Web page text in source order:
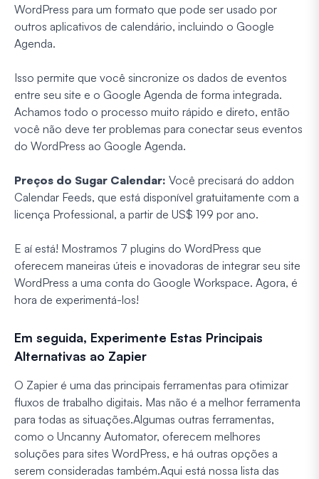
WordPress para um formato que pode ser usado por
outros aplicativos de calendário, incluindo o Google
Agenda.
Isso permite que você sincronize os dados de eventos
entre seu site e o Google Agenda de forma integrada.
Achamos todo o processo muito rápido e direto, então
você não deve ter problemas para conectar seus eventos
do WordPress ao Google Agenda.
Preços do Sugar Calendar: Você precisará do addon
Calendar Feeds, que está disponível gratuitamente com a
licença Professional, a partir de US$ 199 por ano.
E aí está! Mostramos 7 plugins do WordPress que
oferecem maneiras úteis e inovadoras de integrar seu site
WordPress a uma conta do Google Workspace. Agora, é
hora de experimentá-los!
Em seguida, Experimente Estas Principais
Alternativas ao Zapier
O Zapier é uma das principais ferramentas para otimizar
fluxos de trabalho digitais. Mas não é a melhor ferramenta
para todas as situações.Algumas outras ferramentas,
como o Uncanny Automator, oferecem melhores
soluções para sites WordPress, e há outras opções a
serem consideradas também.Aqui está nossa lista das